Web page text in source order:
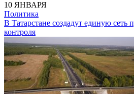
10 ЯНВАРЯ
Политика
В Татарстане создадут единую сеть
контроля